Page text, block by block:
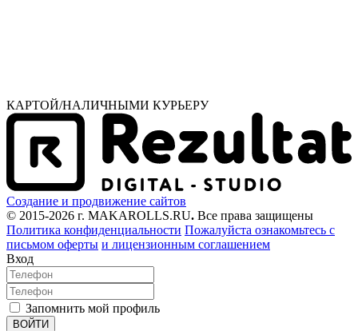
КАРТОЙ/НАЛИЧНЫМИ КУРЬЕРУ
Создание и продвижение сайтов
© 2015-2026 г. MAKAROLLS.RU. Все права защищены
Политика конфиденциальности Пожалуйста ознакомьтесь с
письмом оферты и лицензионным соглашением
Вход
Запомнить мой профиль
ВОЙТИ